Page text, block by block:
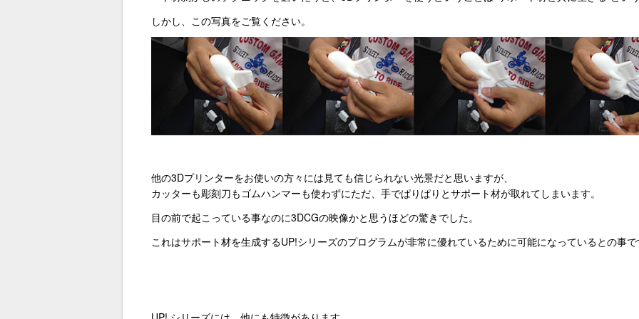
しかし、この写真をご覧ください。
他の3Dプリンターをお使いの方々には見ても信じられない光景だと思いますが、
カッターも彫刻刀もゴムハンマーも使わずにただ、手でぱりぱりとサポート材が取れてしまいます。
目の前で起こっている事なのに3DCGの映像かと思うほどの驚きでした。
これはサポート材を生成するUP!シリーズのプログラムが非常に優れているために可能になっているとの事